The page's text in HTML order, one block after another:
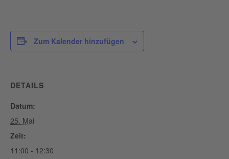
Zum Kalender hinzufügen
DETAILS
Datum:
25. Mai
Zeit:
11:00 - 12:30